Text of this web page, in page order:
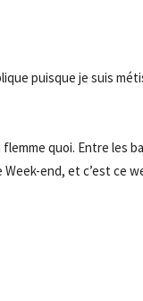
puisque je suis
flemme quoi. Entre les
end, et c’est ce